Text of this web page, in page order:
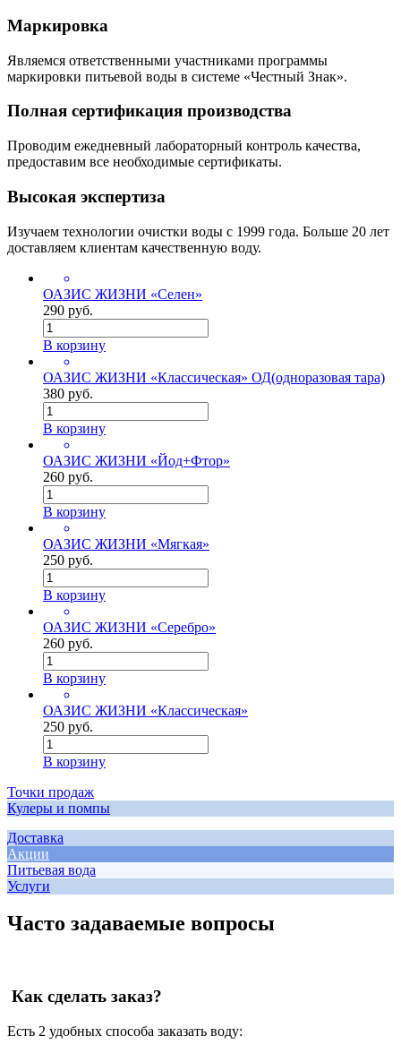
Маркировка
Являемся ответственными участниками программы
маркировки питьевой воды в системе «Честный Знак».
Полная сертификация производства
Проводим ежедневный лабораторный контроль качества,
предоставим все необходимые сертификаты.
Высокая экспертиза
Изучаем технологии очистки воды с 1999 года. Больше 20 лет
доставляем клиентам качественную воду.
ОАЗИС ЖИЗНИ «Селен»
290 руб.
В корзину
ОАЗИС ЖИЗНИ «Классическая» ОД(одноразовая тара)
380 руб.
В корзину
ОАЗИС ЖИЗНИ «Йод+Фтор»
260 руб.
В корзину
ОАЗИС ЖИЗНИ «Мягкая»
250 руб.
В корзину
ОАЗИС ЖИЗНИ «Серебро»
260 руб.
В корзину
ОАЗИС ЖИЗНИ «Классическая»
250 руб.
В корзину
Точки продаж
Кулеры и помпы
Доставка
Акции
Питьевая вода
Услуги
Часто задаваемые вопросы
Как сделать заказ?
Есть 2 удобных способа заказать воду: